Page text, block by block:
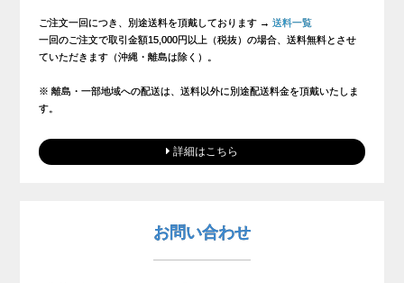
ご注文一回につき、別途送料を頂戴しております → 送料一覧
一回のご注文で取引金額15,000円以上（税抜）の場合、送料無料とさせ
ていただきます（沖縄・離島は除く）。
※ 離島・一部地域への配送は、送料以外に別途配送料金を頂戴いたしま
す。
詳細はこちら
お問い合わせ